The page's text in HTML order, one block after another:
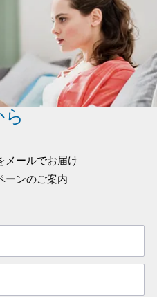
メールでお届け
ーンのご案内